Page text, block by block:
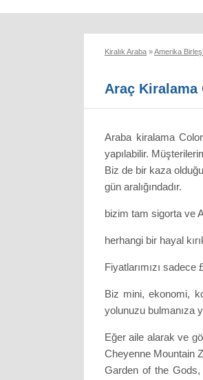
Kiralık Araba »Amerika
Araç Kiralama
Araba kiralama
yapılabilir.
Biz de bir kaza
gün aralığındadır.
bizim tam sigorta ve
herhangi bir hayal
Fiyatlarımızı
Biz mini, ekonomi,
yolunuzu bulmanıza
Eğer aile alarak ve
Cheyenne Mountain
Garden of the